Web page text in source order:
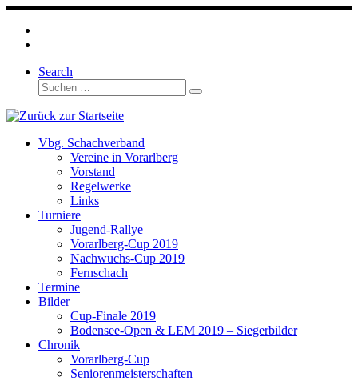
Zum
Inhalt
springen
Search
Suche
Suchen …
Vbg. Schachverband
Vereine in Vorarlberg
Vorstand
Regelwerke
Links
Turniere
Jugend-Rallye
Vorarlberg-Cup 2019
Nachwuchs-Cup 2019
Fernschach
Termine
Bilder
Cup-Finale 2019
Bodensee-Open & LEM 2019 – Siegerbilder
Chronik
Vorarlberg-Cup
Seniorenmeisterschaften